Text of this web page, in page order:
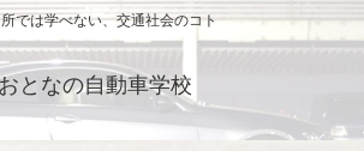
では学べない、交通社会のコト
となの自動車学校